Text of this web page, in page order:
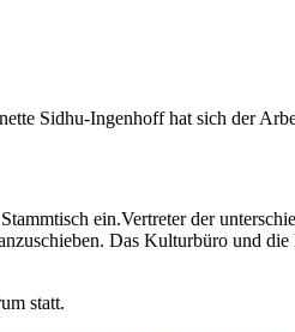
Sidhu-Ingenhoff hat sich der
ein.Vertreter der
Das Kulturbüro und
statt.